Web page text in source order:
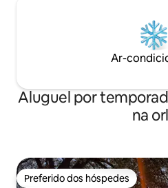
Ar-
Aluguel por
na
Preferido dos hóspedes
Preferido dos hóspedes